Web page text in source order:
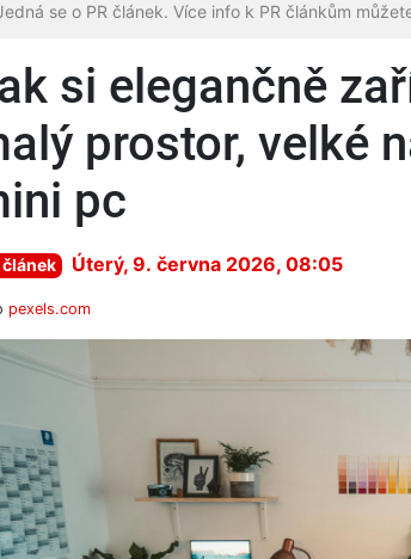
se o PR článek. Více info k PR článkům
si elegančně
prostor, velké
pc
článek Úterý, 9. června 2026, 08:05
pexels.com